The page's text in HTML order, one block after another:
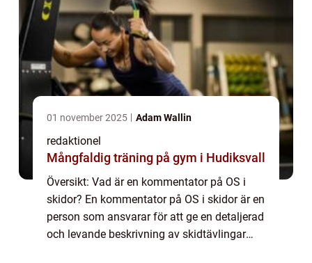
01 november 2025 Adam Wallin
redaktionel
Mångfaldig träning på gym i Hudiksvall
Översikt: Vad är en kommentator på OS i
skidor? En kommentator på OS i skidor är en
person som ansvarar för att ge en detaljerad
och levande beskrivning av skidtävlingar